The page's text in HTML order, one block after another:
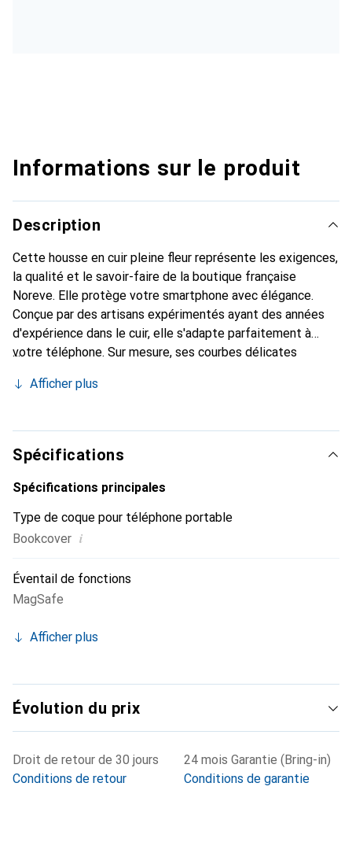
Informations sur le produit
Description
Cette housse en cuir pleine fleur représente les exigences,
la qualité et le savoir-faire de la boutique française
Noreve. Elle protège votre smartphone avec élégance.
Conçue par des artisans expérimentés ayant des années
d'expérience dans le cuir, elle s'adapte parfaitement à
votre téléphone. Sur mesure, ses courbes délicates
l'accessoire chic et indispensable pour votre smartphone.
ses produits de haute qualité et constitue un choix fiable
pour une clientèle exigeante.
Afficher plus
Spécifications
Spécifications principales
Type de coque pour téléphone portable
Bookcover i
Éventail de fonctions
MagSafe
Afficher plus
Évolution du prix
Droit de retour de 30 jours
Conditions de retour
24 mois Garantie (Bring-in)
Conditions de garantie